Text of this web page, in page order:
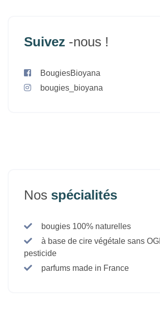
Suivez -nous !
BougiesBioyana
bougies_bioyana
Nos spécialités
bougies 100% naturelles
à base de cire végétale sans
pesticide
parfums made in France